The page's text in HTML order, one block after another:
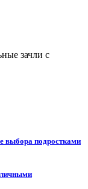
зачли с
выбора подростками